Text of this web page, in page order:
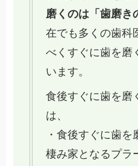
磨くのは「歯磨き
在でも多くの歯科
べくすぐに歯を磨
います。
食後すぐに歯を磨
は、
・食後すぐに歯
棲み家となるプラ